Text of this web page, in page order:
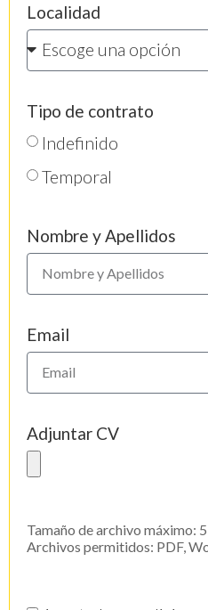
Localidad
Tipo de contrato
Indefinido
Temporal
Nombre y Apellidos
Email
Adjuntar CV
Tamaño de archivo máximo:
Archivos permitidos: PDF,